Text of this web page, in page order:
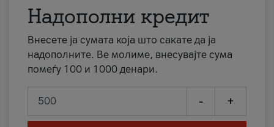
Надополни кредит
Внесете ја сумата која што сакате да ја
надополните. Ве молиме, внесувајте сума
помеѓу 100 и 1000 денари.
- +